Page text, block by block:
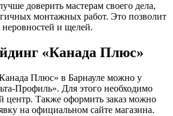
доверить мастерам своего дела,
монтажных работ. Это позволит
неровностей и щелей.
«Канада Плюс»
Плюс» в Барнауле можно у
Профиль». Для этого необходимо
центр. Также оформить заказ можно
на официальном сайте магазина.